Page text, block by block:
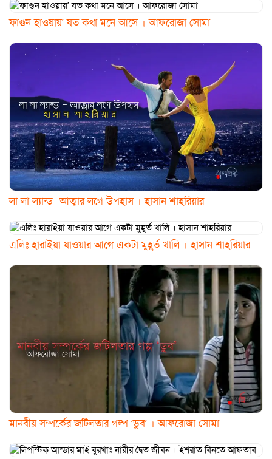
ফাগুন হাওয়ায়’ যত কথা মনে আসে । আফরোজা সোমা
লা লা ল্যান্ড- আত্মার লগে উপহাস । হাসান শাহরিয়ার
এলিঃ হারাইয়া যাওয়ার আগে একটা মুহূর্ত খালি । হাসান শাহরিয়ার
মানবীয় সম্পর্কের জটিলতার গল্প ‘ডুব’ । আফরোজা সোমা